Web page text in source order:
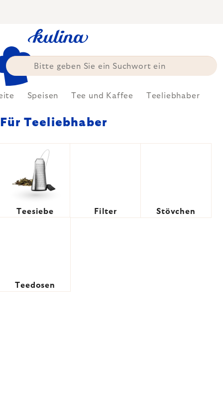
Speisen Tee und Kaffee Teeliebhaber
Für Teeliebhaber
Teesiebe Filter Stövchen
Teedosen